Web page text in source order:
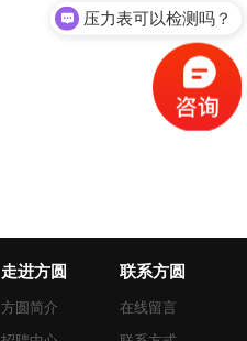
走进方圆
方圆简介
联系方圆
在线留言
压力表可以检测吗？